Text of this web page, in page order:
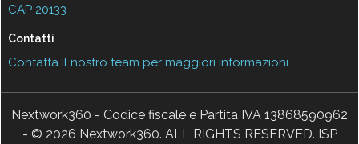
CAP 20133
Contatti
Contatta il nostro team per maggiori informazioni
Nextwork360 - Codice fiscale e Partita IVA 13868590962
- © 2026 Nextwork360. ALL RIGHTS RESERVED. ISP